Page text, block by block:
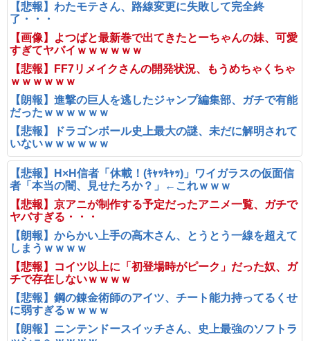
【悲報】わたモテさん、路線変更に失敗して完全終
了・・・
【画像】よつばと最新巻で出てきたとーちゃんの妹、可愛
すぎてヤバイｗｗｗｗｗｗ
【悲報】FF7リメイクさんの開発状況、もうめちゃくちゃ
ｗｗｗｗｗｗ
【朗報】進撃の巨人を逃したジャンプ編集部、ガチで有能
だったｗｗｗｗｗｗ
【悲報】ドラゴンボール史上最大の謎、未だに解明されて
いないｗｗｗｗｗｗ
【悲報】H×H信者「休載！(ｷｬｯｷｬｯ)」ワイガラスの仮面信
者「本当の闇、見せたろか？」←これｗｗｗ
【悲報】京アニが制作する予定だったアニメ一覧、ガチで
ヤバすぎる・・・
【朗報】からかい上手の高木さん、とうとう一線を超えて
しまうｗｗｗｗ
【悲報】コイツ以上に「初登場時がピーク」だった奴、ガ
チで存在しないｗｗｗｗ
【悲報】鋼の錬金術師のアイツ、チート能力持ってるくせ
に弱すぎるｗｗｗｗ
【朗報】ニンテンドースイッチさん、史上最強のソフトラ